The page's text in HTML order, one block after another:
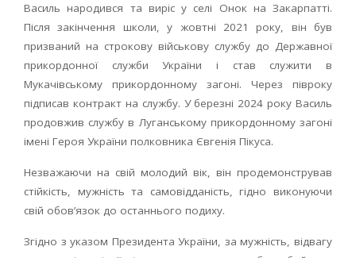
Василь народився та виріс у селі Онок на Закарпатті.
Після закінчення школи, у жовтні 2021 року, він був
призваний на строкову військову службу до Державної
прикордонної служби України і став служити в
Мукачівському прикордонному загоні. Через півроку
підписав контракт на службу. У березні 2024 року Василь
продовжив службу в Луганському прикордонному загоні
імені Героя України полковника Євгенія Пікуса.
Незважаючи на свій молодий вік, він продемонстрував
стійкість, мужність та самовідданість, гідно виконуючи
свій обов’язок до останнього подиху.
Згідно з указом Президента України, за мужність, відвагу